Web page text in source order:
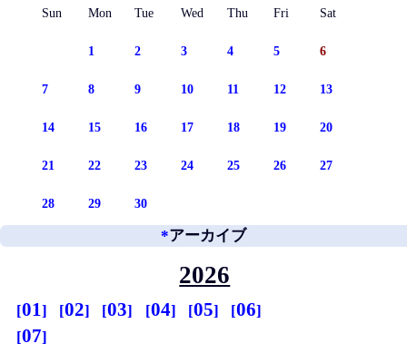
Sun Mon Tue Wed Thu Fri Sat
1 2 3 4 5 6
7 8 9 10 11 12 13
14 15 16 17 18 19 20
21 22 23 24 25 26 27
28 29 30
*アーカイブ
2026
01 02 03 04 05
06
07